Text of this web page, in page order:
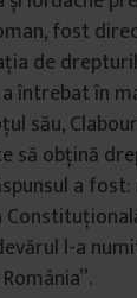
fost
de
întrebat în
său,
să obțină
a fost:
l-a